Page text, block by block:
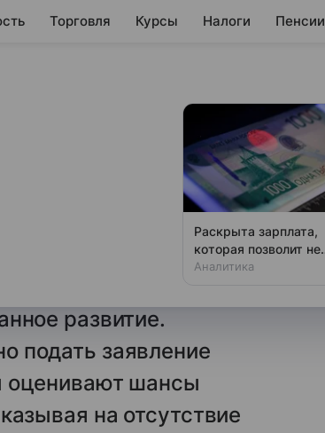
Торговля Курсы Налоги Пенсии
кредитор
с Volkswagen AG
развитие.
подать заявление
оценивают шансы
на отсутствие
Раскрыта зарплата,
которая позволит не
чувствовать зависти
Аналитика